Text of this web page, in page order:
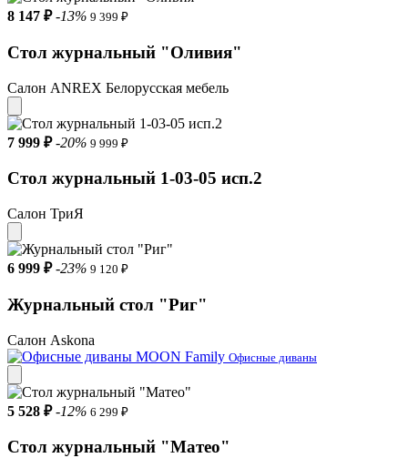
8 147 ₽ -13% 9 399 ₽
Стол журнальный "Оливия"
Салон ANREX Белорусская мебель
7 999 ₽ -20% 9 999 ₽
Стол журнальный 1-03-05 исп.2
Салон ТриЯ
6 999 ₽ -23% 9 120 ₽
Журнальный стол "Риг"
Салон Askona
Офисные диваны
5 528 ₽ -12% 6 299 ₽
Стол журнальный "Матео"